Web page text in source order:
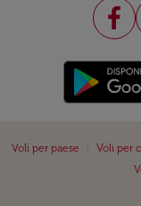
Voli per paese Voli per